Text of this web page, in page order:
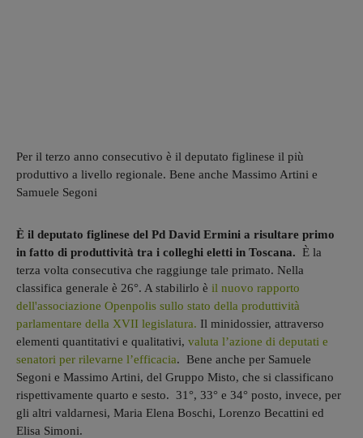
Per il terzo anno consecutivo è il deputato figlinese il più
produttivo a livello regionale. Bene anche Massimo Artini e
Samuele Segoni
È il deputato figlinese del Pd David Ermini a risultare primo
in fatto di produttività tra i colleghi eletti in Toscana. È la
terza volta consecutiva che raggiunge tale primato. Nella
classifica generale è 26°. A stabilirlo è il nuovo rapporto
dell'associazione Openpolis sullo stato della produttività
parlamentare della XVII legislatura. Il minidossier, attraverso
elementi quantitativi e qualitativi, valuta l’azione di deputati e
senatori per rilevarne l’efficacia. Bene anche per Samuele
Segoni e Massimo Artini, del Gruppo Misto, che si classificano
rispettivamente quarto e sesto. 31°, 33° e 34° posto, invece, per
gli altri valdarnesi, Maria Elena Boschi, Lorenzo Becattini ed
Elisa Simoni.